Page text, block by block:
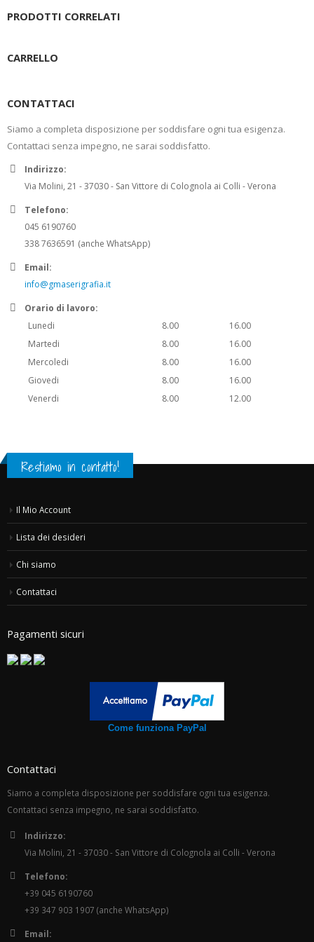
PRODOTTI CORRELATI
CARRELLO
CONTATTACI
Siamo a completa disposizione per soddisfare ogni tua esigenza.
Contattaci senza impegno, ne sarai soddisfatto.
Indirizzo:
Via Molini, 21 - 37030 - San Vittore di Colognola ai Colli - Verona
Telefono:
045 6190760
338 7636591 (anche WhatsApp)
Email:
info@gmaserigrafia.it
Orario di lavoro:
Lunedi
8.00
16.00
Martedi
8.00
16.00
Mercoledi
8.00
16.00
Giovedi
8.00
16.00
Venerdi
8.00 12.00
Restiamo in contatto!
Il Mio Account
Lista dei desideri
Chi siamo
Contattaci
Pagamenti sicuri
Come funziona PayPal
Contattaci
Siamo a completa disposizione per soddisfare ogni tua esigenza.
Contattaci senza impegno, ne sarai soddisfatto.
Indirizzo:
Via Molini, 21 - 37030 - San Vittore di Colognola ai Colli - Verona
Telefono:
+39 045 6190760
+39 347 903 1907 (anche WhatsApp)
Email: